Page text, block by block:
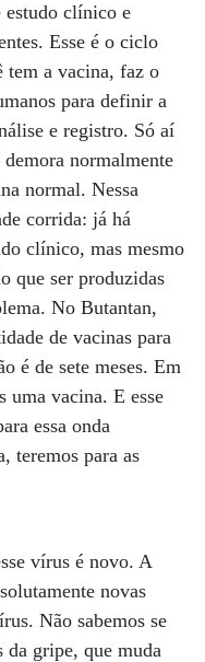
estudo clínico e
Esse é o ciclo
tem a vacina, faz o
para definir a
e registro. Só aí
normalmente
normal. Nessa
corrida: já há
clínico, mas mesmo
que ser produzidas
No Butantan,
de vacinas para
é de sete meses. Em
uma vacina. E esse
essa onda
teremos para as
vírus é novo. A
novas
Não sabemos se
gripe, que muda